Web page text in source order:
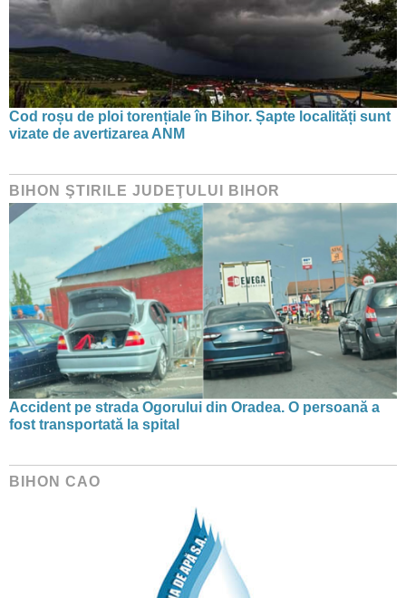
Cod roșu de ploi torențiale în Bihor. Șapte localități sunt
vizate de avertizarea ANM
BIHON ŞTIRILE JUDEŢULUI BIHOR
Accident pe strada Ogorului din Oradea. O persoană a
fost transportată la spital
BIHON CAO